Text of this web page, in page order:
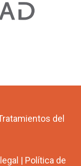
del
| Política de